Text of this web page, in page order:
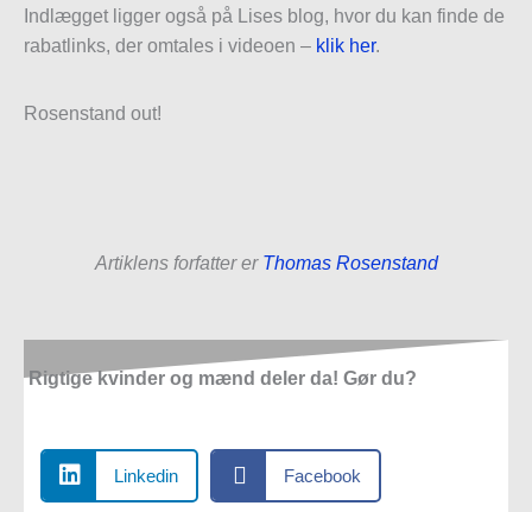
Indlægget ligger også på Lises blog, hvor du kan finde de
rabatlinks, der omtales i videoen – klik her.
Rosenstand out!
Artiklens forfatter er Thomas Rosenstand
Rigtige kvinder og mænd deler da! Gør du?
Linkedin Facebook